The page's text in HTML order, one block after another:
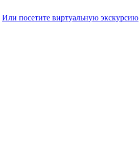
Или посетите виртуальную экскурсию